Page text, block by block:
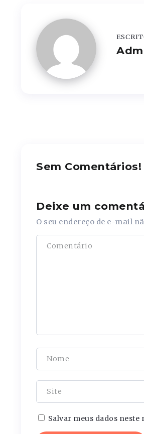
Sem
Deixe um
O seu endereço de e-mail
Salvar meus dados